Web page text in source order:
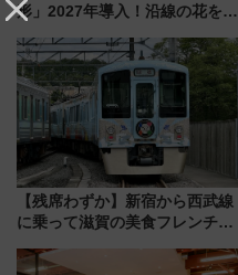
形」2027年導入！沿線の花をイ
内は落ち着いたゆとりある空間
に
【残席わずか】新宿から西武線
に乗って滋賀の美食フレンチを
「52席の至福」で味わう近江牛